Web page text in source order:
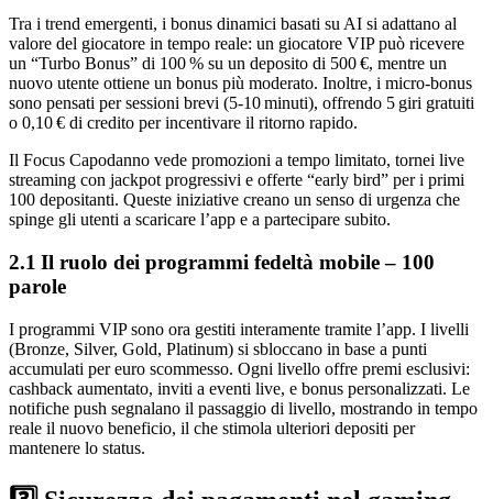
Tra i trend emergenti, i bonus dinamici basati su AI si adattano al
valore del giocatore in tempo reale: un giocatore VIP può ricevere
un “Turbo Bonus” di 100 % su un deposito di 500 €, mentre un
nuovo utente ottiene un bonus più moderato. Inoltre, i micro‑bonus
sono pensati per sessioni brevi (5‑10 minuti), offrendo 5 giri gratuiti
o 0,10 € di credito per incentivare il ritorno rapido.
Il Focus Capodanno vede promozioni a tempo limitato, tornei live
streaming con jackpot progressivi e offerte “early bird” per i primi
100 depositanti. Queste iniziative creano un senso di urgenza che
spinge gli utenti a scaricare l’app e a partecipare subito.
2.1 Il ruolo dei programmi fedeltà mobile – 100
parole
I programmi VIP sono ora gestiti interamente tramite l’app. I livelli
(Bronze, Silver, Gold, Platinum) si sbloccano in base a punti
accumulati per euro scommesso. Ogni livello offre premi esclusivi:
cashback aumentato, inviti a eventi live, e bonus personalizzati. Le
notifiche push segnalano il passaggio di livello, mostrando in tempo
reale il nuovo beneficio, il che stimola ulteriori depositi per
mantenere lo status.